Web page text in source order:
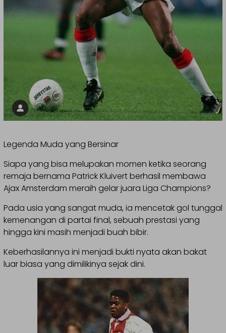
Legenda Muda yang Bersinar
Siapa yang bisa melupakan momen ketika seorang
remaja bernama Patrick Kluivert berhasil membawa
Ajax Amsterdam meraih gelar juara Liga Champions?
Pada usia yang sangat muda, ia mencetak gol tunggal
kemenangan di partai final, sebuah prestasi yang
hingga kini masih menjadi buah bibir.
Keberhasilannya ini menjadi bukti nyata akan bakat
luar biasa yang dimilikinya sejak dini.